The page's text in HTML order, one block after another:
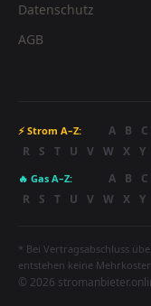
Datenschutz
AGB
⚡ Strom A–Z: A B C
R
S T U V W X Y
🔥 Gas A–Z: A B C
R
S T U V W X Y
* Bei Vertragsabschluss
entstehen keine
© 2026